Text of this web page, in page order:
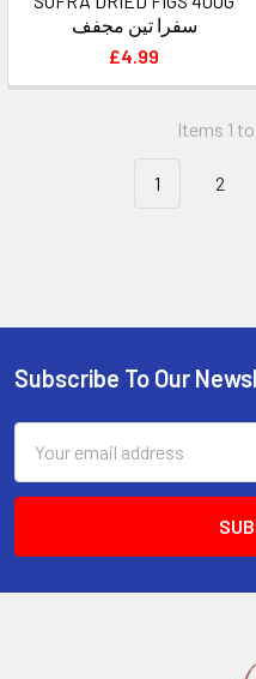
سفرا تين مجفف
£4.99
Items 1
1 2
Footer
Subscribe To Our
Address